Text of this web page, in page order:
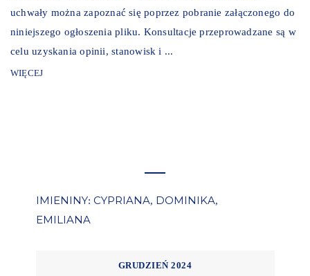
uchwały można zapoznać się poprzez pobranie załączonego do
niniejszego ogłoszenia pliku. Konsultacje przeprowadzane są w
celu uzyskania opinii, stanowisk i ...
WIĘCEJ
IMIENINY: CYPRIANA, DOMINIKA,
EMILIANA
GRUDZIEŃ 2024